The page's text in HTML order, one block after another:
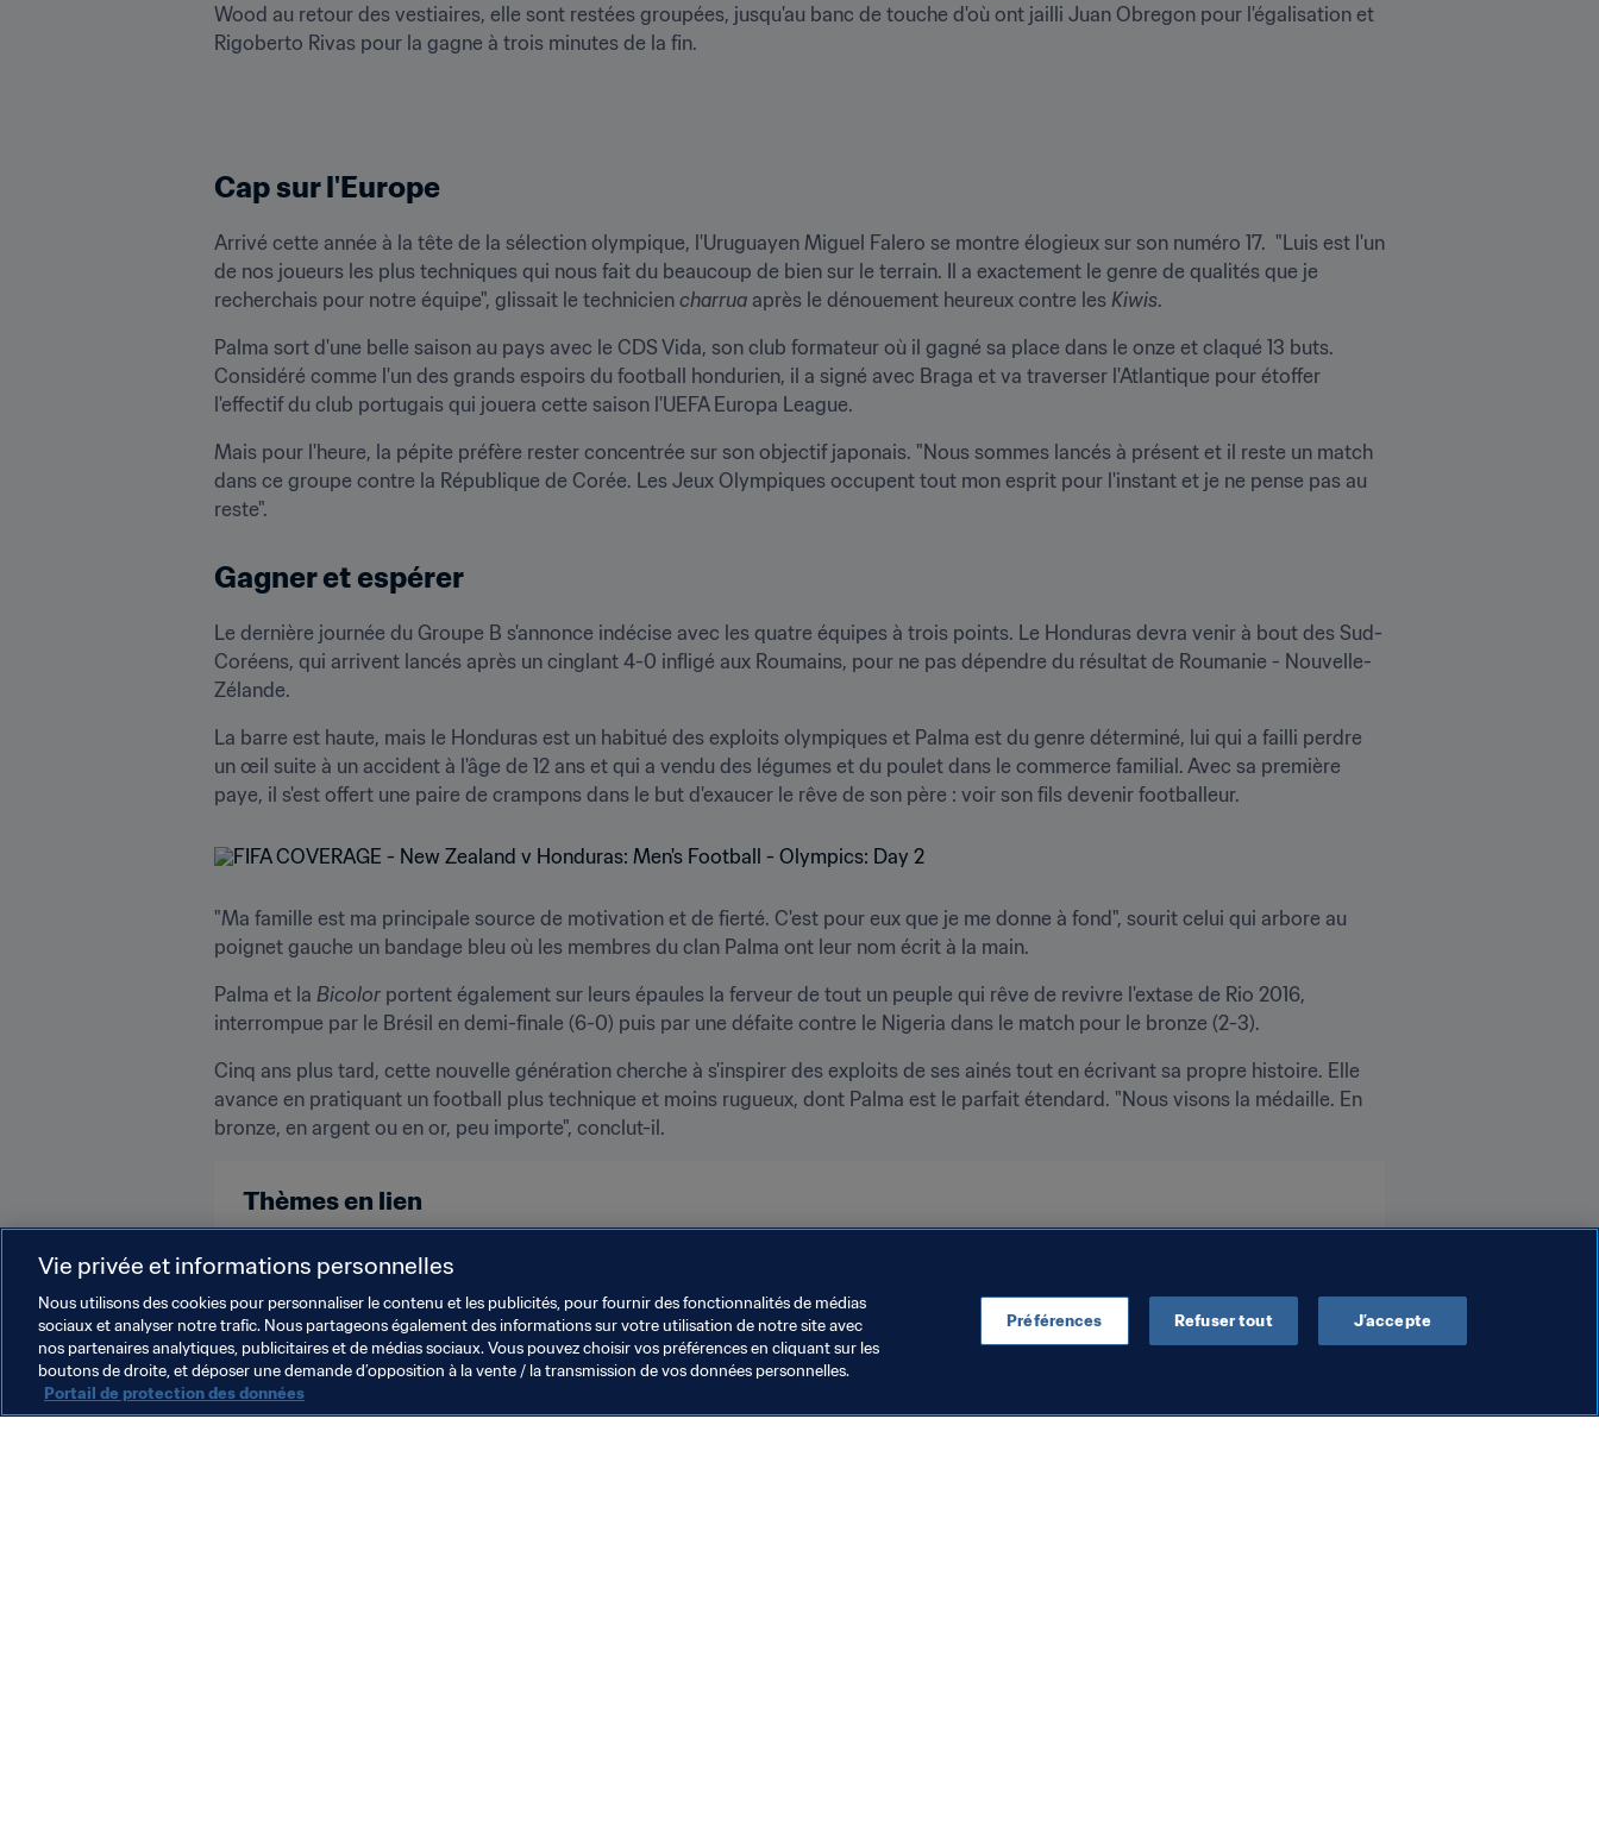
Wood au retour des vestiaires, elle sont restées groupées, jusqu'au banc de touche d'où ont jailli Juan Obregon pour l'égalisation et
Rigoberto Rivas pour la gagne à trois minutes de la fin.
Cap sur l'Europe
Arrivé cette année à la tête de la sélection olympique, l'Uruguayen Miguel Falero se montre élogieux sur son numéro 17.  "Luis est l'un
de nos joueurs les plus techniques qui nous fait du beaucoup de bien sur le terrain. Il a exactement le genre de qualités que je
recherchais pour notre équipe", glissait le technicien charrua après le dénouement heureux contre les Kiwis.
Palma sort d'une belle saison au pays avec le CDS Vida, son club formateur où il gagné sa place dans le onze et claqué 13 buts.
Considéré comme l'un des grands espoirs du football hondurien, il a signé avec Braga et va traverser l'Atlantique pour étoffer
l'effectif du club portugais qui jouera cette saison l'UEFA Europa League.
Mais pour l'heure, la pépite préfère rester concentrée sur son objectif japonais. "Nous sommes lancés à présent et il reste un match
dans ce groupe contre la République de Corée. Les Jeux Olympiques occupent tout mon esprit pour l'instant et je ne pense pas au
reste".
Gagner et espérer
Le dernière journée du Groupe B s'annonce indécise avec les quatre équipes à trois points. Le Honduras devra venir à bout des Sud-
Coréens, qui arrivent lancés après un cinglant 4-0 infligé aux Roumains, pour ne pas dépendre du résultat de Roumanie - Nouvelle-
Zélande.
La barre est haute, mais le Honduras est un habitué des exploits olympiques et Palma est du genre déterminé, lui qui a failli perdre
un œil suite à un accident à l'âge de 12 ans et qui a vendu des légumes et du poulet dans le commerce familial. Avec sa première
paye, il s'est offert une paire de crampons dans le but d'exaucer le rêve de son père : voir son fils devenir footballeur.
"Ma famille est ma principale source de motivation et de fierté. C'est pour eux que je me donne à fond", sourit celui qui arbore au
poignet gauche un bandage bleu où les membres du clan Palma ont leur nom écrit à la main.
Palma et la Bicolor portent également sur leurs épaules la ferveur de tout un peuple qui rêve de revivre l'extase de Rio 2016,
interrompue par le Brésil en demi-finale (6-0) puis par une défaite contre le Nigeria dans le match pour le bronze (2-3).
Cinq ans plus tard, cette nouvelle génération cherche à s'inspirer des exploits de ses ainés tout en écrivant sa propre histoire. Elle
avance en pratiquant un football plus technique et moins rugueux, dont Palma est le parfait étendard. "Nous visons la médaille. En
bronze, en argent ou en or, peu importe", conclut-il.
Thèmes en lien
Honduras Concacaf
Vie privée et informations personnelles
Nous utilisons des cookies pour personnaliser le contenu et les publicités, pour fournir des fonctionnalités de médias
sociaux et analyser notre trafic. Nous partageons également des informations sur votre utilisation de notre site avec
nos partenaires analytiques, publicitaires et de médias sociaux. Vous pouvez choisir vos préférences en cliquant sur les
boutons de droite, et déposer une demande d’opposition à la vente / la transmission de vos données personnelles.
Portail de protection des données
Préférences Refuser tout J’accepte